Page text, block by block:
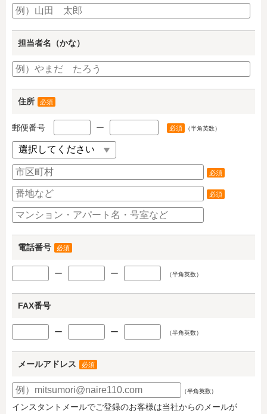
担当者名（かな）
住所 必須
郵便番号 ー 必須 （半角英数）
必須
必須
電話番号 必須
ー ー （半角英数）
FAX番号
ー ー （半角英数）
メールアドレス 必須
（半角英数）
インスタントメールでご登録のお客様は当社からのメールが